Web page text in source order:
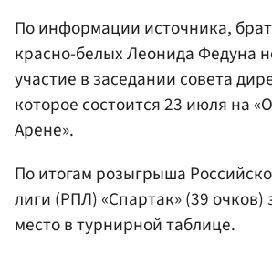
По информации источника,
красно-белых Леонида Федуна
участие в заседании совета
которое состоится 23 июля на
Арене».
По итогам розыгрыша
лиги (РПЛ) «Спартак» (39 очков)
место в турнирной таблице.